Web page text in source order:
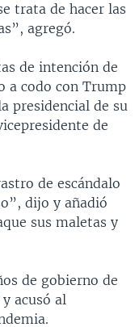
trata de hacer las
agregó.
de intención de
a codo con Trump
presidencial de su
de
de escándalo
dijo y añadió
sus maletas y
de gobierno de
acusó al